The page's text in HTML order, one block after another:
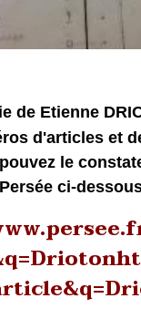
de Etienne
d'articles et
le
Persée ci-